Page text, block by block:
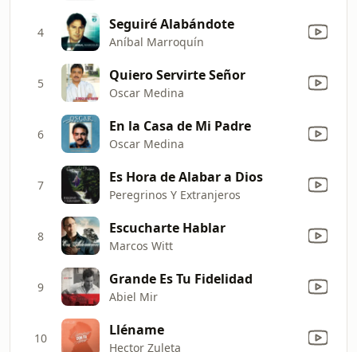
4 Seguiré Alabándote
Aníbal Marroquín
5 Quiero Servirte Señor
Oscar Medina
6 En la Casa de Mi Padre
Oscar Medina
7 Es Hora de Alabar a Dios
Peregrinos Y Extranjeros
8 Escucharte Hablar
Marcos Witt
9 Grande Es Tu Fidelidad
Abiel Mir
10 Lléname
Hector Zuleta